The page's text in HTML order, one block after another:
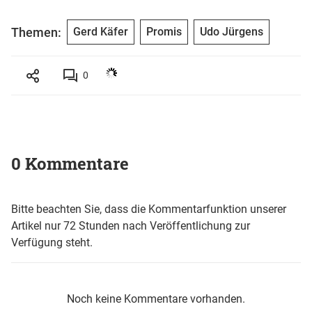
Themen: Gerd Käfer Promis Udo Jürgens
0
0 Kommentare
Bitte beachten Sie, dass die Kommentarfunktion unserer
Artikel nur 72 Stunden nach Veröffentlichung zur
Verfügung steht.
Noch keine Kommentare vorhanden.